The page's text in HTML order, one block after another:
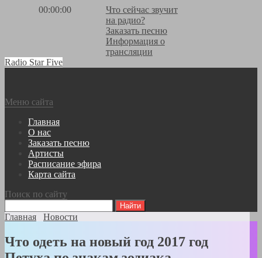
00:00:00
Что сейчас звучит
на радио?
Заказать песню
Информация о
трансляции
Radio Star Five
Меню сайта
Главная
О нас
Заказать песню
Артисты
Расписание эфира
Карта сайта
Поиск по сайту
Главная Новости
Что одеть на новый год 2017 год